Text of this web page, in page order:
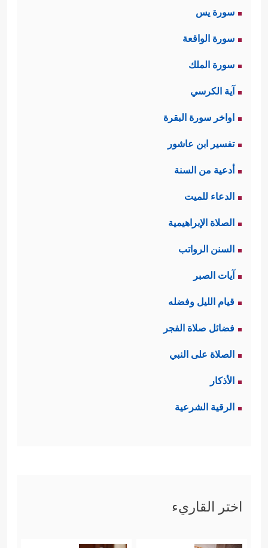
سورة يس
سورة الواقعة
سورة الملك
آية الكرسي
اواخر سورة البقرة
تفسير ابن عاشور
أدعية من السنة
الدعاء للميت
الصلاة الإبراهيمية
السنن الرواتب
آيات الصبر
قيام الليل وفضله
فضائل صلاة الفجر
الصلاة على النبي
الأذكار
الرقية الشرعية
اختر القاريء